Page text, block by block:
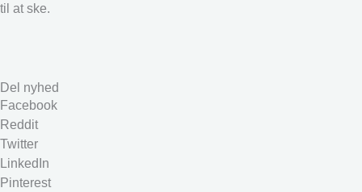
til at ske.
Del nyhed
Facebook
Reddit
Twitter
LinkedIn
Pinterest